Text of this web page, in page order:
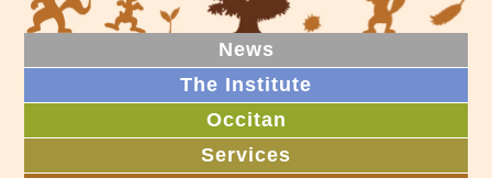
News
The Institute
Occitan
Services